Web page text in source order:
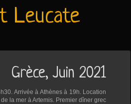
Leucate
Grèce, Juin 2021
Arrivée à Athènes à 19h. Location
la mer à Artemis. Premier dîner grec